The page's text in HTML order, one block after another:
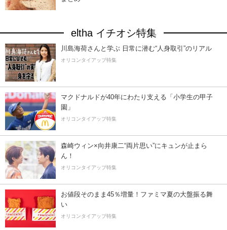
eltha イチオシ特集
川島海荷さんと学ぶ 日常に潜む“人身取引”のリアル
オリコンタイアップ特集
マクドナルドが40年にわたり支える「小学生の甲子
園」
オリコンタイアップ特集
森崎ウィン×向井康二“両片思い”にキュンが止まら
ん！
オリコンタイアップ特集
お値段そのまま45％増量！ファミマ夏の大盤振る舞
い
オリコンタイアップ特集